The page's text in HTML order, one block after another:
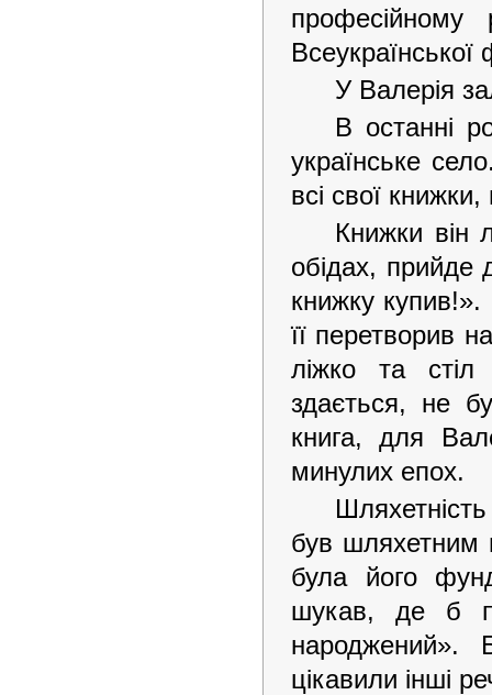
Всеукраїнської
У Валерія
В останні
українське
всі свої
Книжки він
обідах, прийде
книжку купив!».
її перетворив
ліжко та
здається, не
книга, для
минулих епох.
був шляхетним
була його
шукав, де б
народжений».
цікавили інші